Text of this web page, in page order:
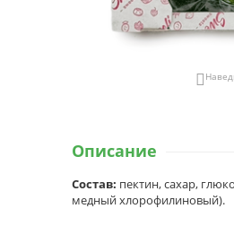

Описание
Состав: пектин, сахар,
медный хлорофилиновый).